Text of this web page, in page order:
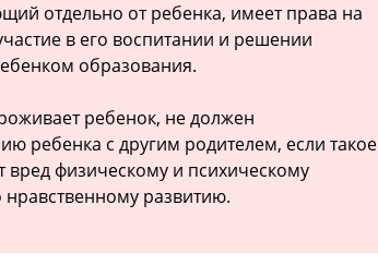
отдельно от ребенка, имеет права на
в его воспитании и решении
образования.
ребенок, не должен
ребенка с другим родителем, если такое
физическому и психическому
развитию.